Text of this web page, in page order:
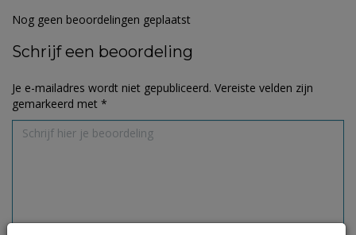
Nog geen beoordelingen geplaatst
Schrijf een beoordeling
Je e-mailadres wordt niet gepubliceerd. Vereiste velden zijn
gemarkeerd met *